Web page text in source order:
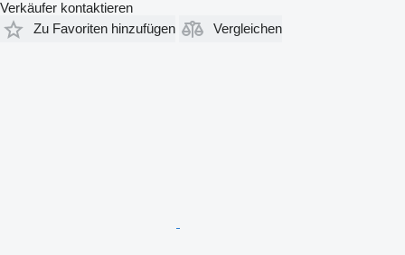
Verkäufer kontaktieren
Zu Favoriten hinzufügen
Vergleichen